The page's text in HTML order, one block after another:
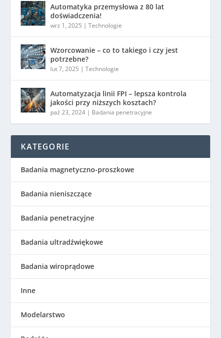
Automatyka przemysłowa z 80 lat
doświadczenia!
wrz 1, 2025 |Technologie
Wzorcowanie – co to takiego i czy jest
potrzebne?
lut 7, 2025 |Technologie
Automatyzacja linii FPI – lepsza kontrola
jakości przy niższych kosztach?
paź 23, 2024 | Badania penetracyjne
KATEGORIE
Badania magnetyczno-proszkowe
Badania nieniszczące
Badania penetracyjne
Badania ultradźwiękowe
Badania wiroprądowe
Inne
Modelarstwo